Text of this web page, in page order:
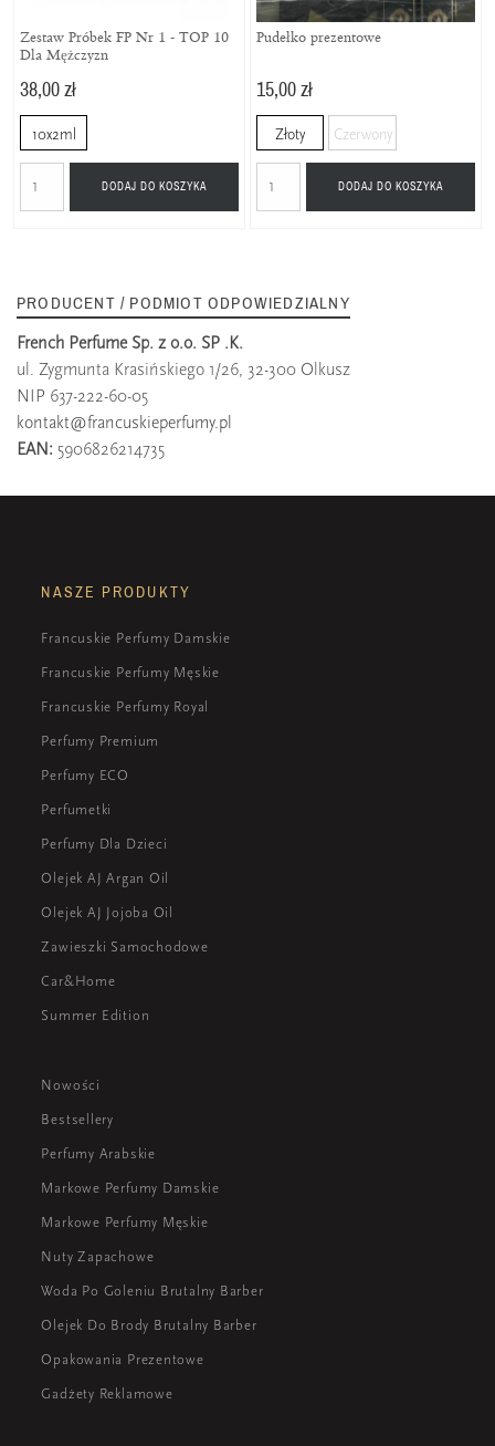
Zestaw Próbek FP Nr 1 - TOP 10
Dla Mężczyzn
38,00 zł
10x2ml
DODAJ DO KOSZYKA
Pudełko prezentowe
15,00 zł
Złoty Czerwony
DODAJ DO KOSZYKA
PRODUCENT / PODMIOT ODPOWIEDZIALNY
French Perfume Sp. z o.o. SP .K.
ul. Zygmunta Krasińskiego 1/26, 32-300 Olkusz
NIP 637-222-60-05
kontakt@francuskieperfumy.pl
EAN: 5906826214735
NASZE PRODUKTY
Francuskie Perfumy Damskie
Francuskie Perfumy Męskie
Francuskie Perfumy Royal
Perfumy Premium
Perfumy ECO
Perfumetki
Perfumy Dla Dzieci
Olejek AJ Argan Oil
Olejek AJ Jojoba Oil
Zawieszki Samochodowe
Car&Home
Summer Edition
Nowości
Bestsellery
Perfumy Arabskie
Markowe Perfumy Damskie
Markowe Perfumy Męskie
Nuty Zapachowe
Woda Po Goleniu Brutalny Barber
Olejek Do Brody Brutalny Barber
Opakowania Prezentowe
Gadżety Reklamowe